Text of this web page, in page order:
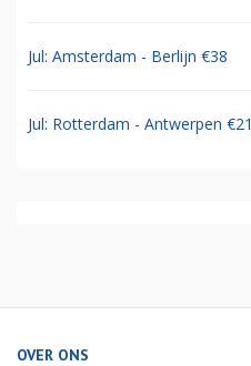
Jul: Amsterdam - Berlijn €38
Jul: Rotterdam - Antwerpen €21
OVER ONS